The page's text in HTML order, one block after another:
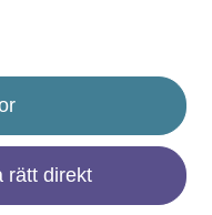
rätt direkt